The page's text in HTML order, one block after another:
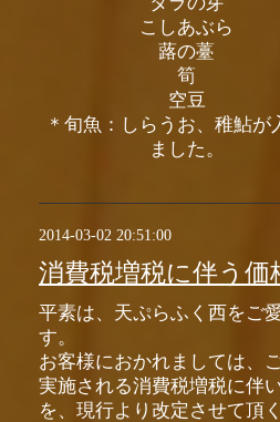
こしあぶら
蕗の薹
筍
空豆
＊旬魚：しらうお、稚鮎が
ました。
2014-03-02 20:51:00
消費税増税に伴う
平素は、天ぷらふく西をご
す。
お客様におかれましては、
実施される消費税増税に伴
を、現行より改定させて頂